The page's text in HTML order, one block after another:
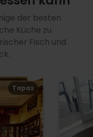
der besten
Küche zu
Fisch und
Tapas